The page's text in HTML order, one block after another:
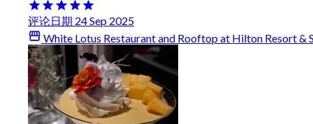
评论日期 24 Sep 2025
White Lotus Restaurant and Rooftop at Hilton Resort &